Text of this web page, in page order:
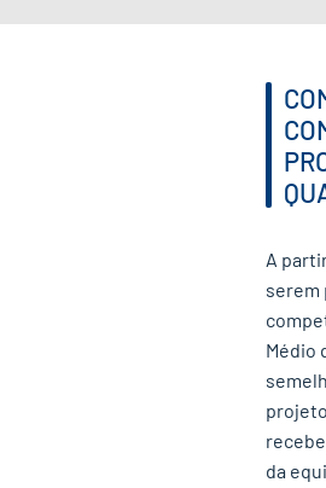
A
serem
Médio
da